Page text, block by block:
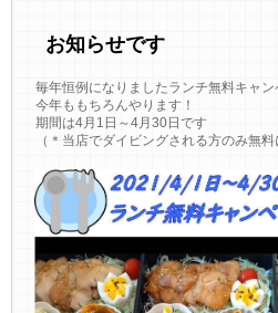
お知らせです
毎年恒例になりましたランチ無料キャン
今年ももちろんやります！
期間は4月1日～4月30日です
（＊当店でダイビングされる方のみ無料